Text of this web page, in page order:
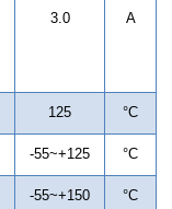
3.0 A
125 °C
-55~+125 °C
-55~+150 °C